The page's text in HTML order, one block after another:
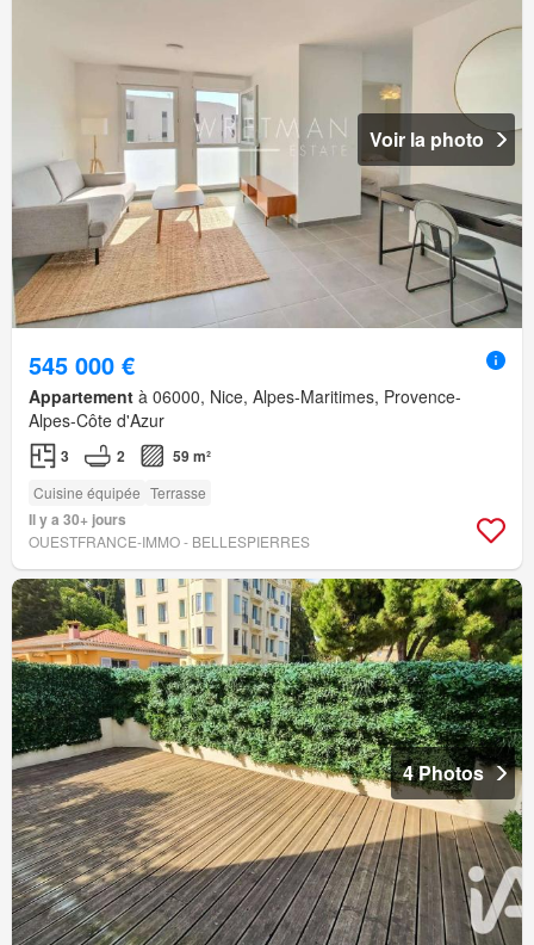
Voir la photo
545 000 €
Appartement à 06000, Nice, Alpes-Maritimes, Provence-
Alpes-Côte d'Azur
3 2 59 m²
Cuisine équipée Terrasse
Il y a 30+ jours
OUESTFRANCE-IMMO - BELLESPIERRES
4 Photos